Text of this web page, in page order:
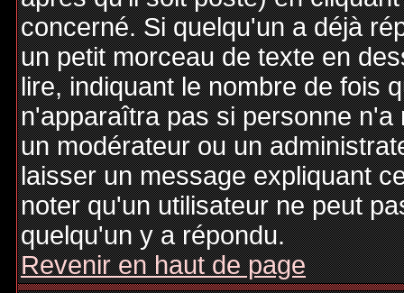
concerné. Si quelqu'un a déjà
un petit morceau de texte en
lire, indiquant le nombre de fois
n'apparaîtra pas si personne
un modérateur ou un
laisser un message expliquant
noter qu'un utilisateur ne peut
quelqu'un y a répondu.
Revenir en haut de page